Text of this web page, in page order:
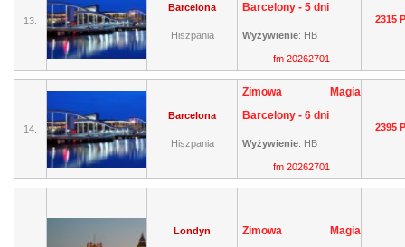
13.
Barcelona
Hiszpania
Barcelony - 5 dni
Wyżywienie: HB
fm 20262701
2315
14.
Barcelona
Hiszpania
Zimowa Magia
Barcelony - 6 dni
Wyżywienie: HB
fm 20262701
2395
Londyn
Zimowa Magia